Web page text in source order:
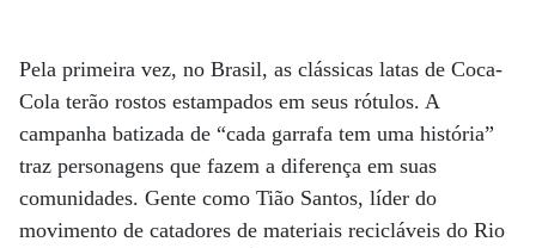
Pela primeira vez, no Brasil, as clássicas latas de Coca-
Cola terão rostos estampados em seus rótulos. A
campanha batizada de “cada garrafa tem uma história”
traz personagens que fazem a diferença em suas
comunidades. Gente como Tião Santos, líder do
movimento de catadores de materiais recicláveis do Rio